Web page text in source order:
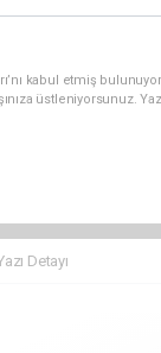
kabul etmiş
üstleniyorsunuz.
Detayı